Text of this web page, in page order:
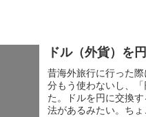
ドル（外貨）を
昔海外旅行に行った
分もう使わないし、
た。ドルを円に交換
法があるみたい。ち